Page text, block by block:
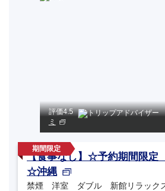
評価4.5
ミ
【食事なし】☆予約期間限
☆沖縄
禁煙 洋室 ダブル 新館リラック